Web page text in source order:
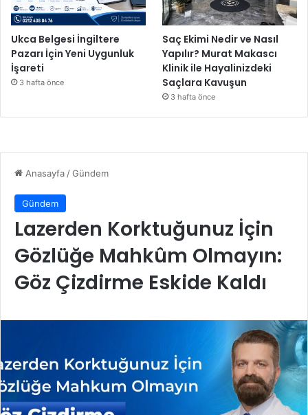
Ukca Belgesi İngiltere
Pazarı İçin Yeni Uygunluk
İşareti
3 hafta önce
Saç Ekimi Nedir ve Nasıl
Yapılır? Murat Makascı
Klinik ile Hayalinizdeki
Saçlara Kavuşun
3 hafta önce